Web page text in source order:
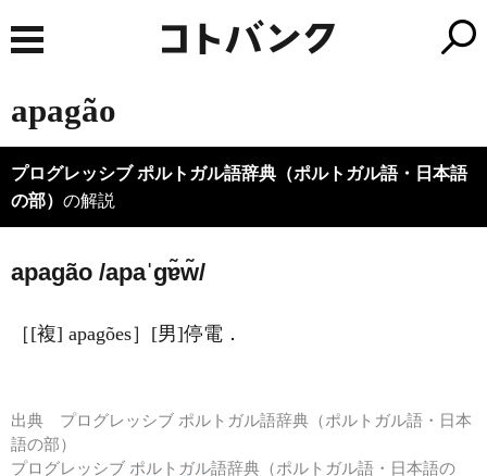
apagão
プログレッシブ ポルトガル語辞典（ポルトガル語・日本語
の部） の解説
apagão /apaˈɡɐ̃w̃/
［[複] apagões］[男]停電．
出典 プログレッシブ ポルトガル語辞典（ポルトガル語・日本
語の部）
プログレッシブ ポルトガル語辞典（ポルトガル語・日本語の